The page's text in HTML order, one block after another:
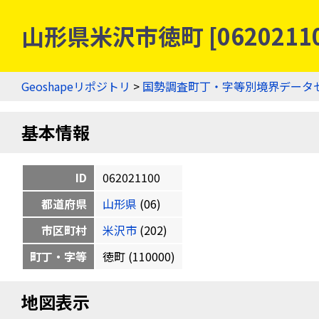
山形県米沢市徳町
Geoshapeリポジトリ > 国勢調査町丁・字等別境界データ
基本情報
ID
062021100
都道府県
山形県 (06)
市区町村
米沢市 (202)
町丁・字等
徳町 (110000)
地図表示